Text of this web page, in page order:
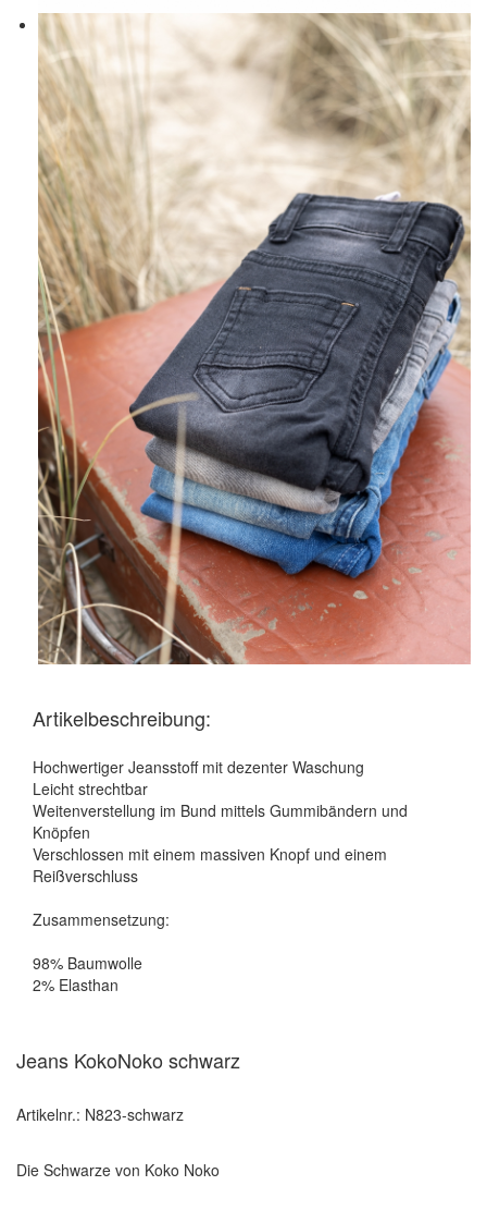
Artikelbeschreibung:
Hochwertiger Jeansstoff mit dezenter Waschung
Leicht strechtbar
Weitenverstellung im Bund mittels Gummibändern und
Knöpfen
Verschlossen mit einem massiven Knopf und einem
Reißverschluss
Zusammensetzung:
98% Baumwolle
2% Elasthan
Jeans KokoNoko schwarz
Artikelnr.: N823-schwarz
Die Schwarze von Koko Noko